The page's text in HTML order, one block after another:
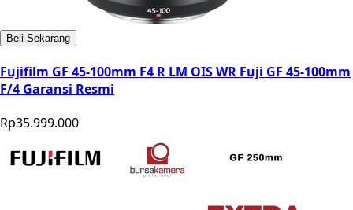
Beli Sekarang
Fujifilm GF 45-100mm F4 R LM OIS WR Fuji GF 45-100mm
F/4 Garansi Resmi
Rp35.999.000